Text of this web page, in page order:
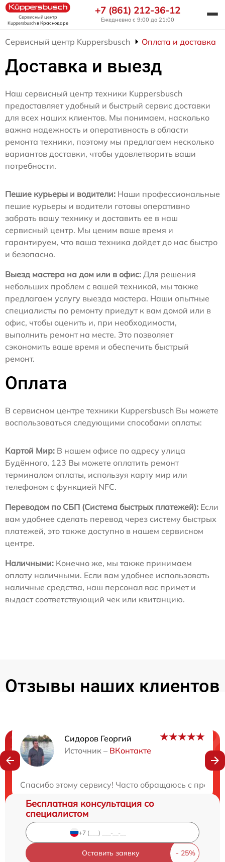
Сервисный центр
Kuppersbuschв Краснодаре
+7 (861) 212-36-12
Ежедневно с 9:00 до 21:00
Сервисный центр Kuppersbusch Оплата и доставка
Доставка и выезд
Наш сервисный центр техники Kuppersbusch
предоставляет удобный и быстрый сервис доставки
для всех наших клиентов. Мы понимаем, насколько
важна надежность и оперативность в области
ремонта техники, поэтому мы предлагаем несколько
вариантов доставки, чтобы удовлетворить ваши
потребности.
Пешие курьеры и водители: Наши профессиональные
пешие курьеры и водители готовы оперативно
забрать вашу технику и доставить ее в наш
сервисный центр. Мы ценим ваше время и
гарантируем, что ваша техника дойдет до нас быстро
и безопасно.
Выезд мастера на дом или в офис: Для решения
небольших проблем с вашей техникой, мы также
предлагаем услугу выезда мастера. Наши опытные
специалисты по ремонту приедут к вам домой или в
офис, чтобы оценить и, при необходимости,
выполнить ремонт на месте. Это позволяет
сэкономить ваше время и обеспечить быстрый
ремонт.
Оплата
В сервисном центре техники Kuppersbusch Вы можете
воспользоваться следующими способами оплаты:
Картой Мир: В нашем офисе по адресу улица
Будённого, 123 Вы можете оплатить ремонт
терминалом оплаты, используя карту мир или
телефоном с функцией NFC.
Переводом по СБП (Система быстрых платежей): Если
вам удобнее сделать перевод через систему быстрых
платежей, это также доступно в нашем сервисном
центре.
Наличными: Конечно же, мы также принимаем
оплату наличными. Если вам удобнее использовать
наличные средства, наш персонал вас примет и
выдаст соответствующий чек или квитанцию.
Отзывы наших клиентов
Сидоров Георгий
Источник – ВКонтакте
Спасибо этому сервису! Часто обращаюсь с
Нужна консультация?
Бесплатная консультация со
специалистом
Оставить заявку